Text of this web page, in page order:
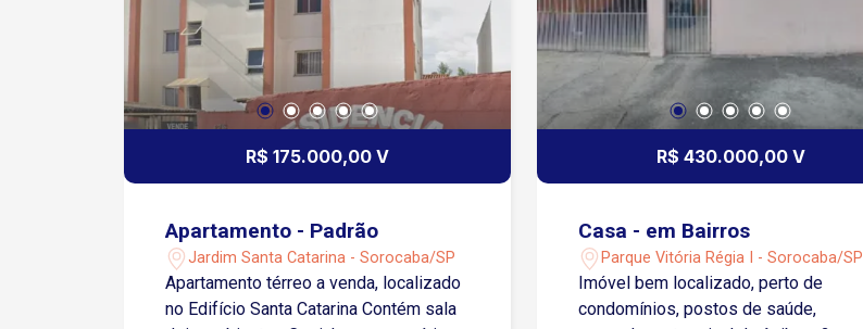
R$ 175.000,00 V
Apartamento - Padrão
Jardim Santa Catarina - Sorocaba/SP
Apartamento térreo a venda, localizado
no Edifício Santa Catarina Contém sala
R$ 430.000,00 V
Casa - em Bairros
Parque Vitória Régia I - Sorocaba/SP
Imóvel bem localizado, perto de
condomínios, postos de saúde,